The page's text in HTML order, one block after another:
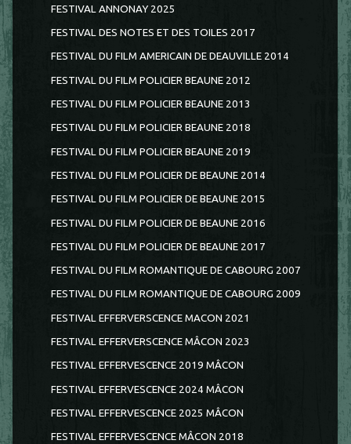
FESTIVAL ANNONAY 2025
FESTIVAL DES NOTES ET DES TOILES 2017
FESTIVAL DU FILM AMERICAIN DE DEAUVILLE 2014
FESTIVAL DU FILM POLICIER BEAUNE 2012
FESTIVAL DU FILM POLICIER BEAUNE 2013
FESTIVAL DU FILM POLICIER BEAUNE 2018
FESTIVAL DU FILM POLICIER BEAUNE 2019
FESTIVAL DU FILM POLICIER DE BEAUNE 2014
FESTIVAL DU FILM POLICIER DE BEAUNE 2015
FESTIVAL DU FILM POLICIER DE BEAUNE 2016
FESTIVAL DU FILM POLICIER DE BEAUNE 2017
FESTIVAL DU FILM ROMANTIQUE DE CABOURG 2007
FESTIVAL DU FILM ROMANTIQUE DE CABOURG 2009
FESTIVAL EFFERVERSCENCE MACON 2021
FESTIVAL EFFERVERSCENCE MÂCON 2023
FESTIVAL EFFERVESCENCE 2019 MÂCON
FESTIVAL EFFERVESCENCE 2024 MÂCON
FESTIVAL EFFERVESCENCE 2025 MÂCON
FESTIVAL EFFERVESCENCE MÂCON 2018